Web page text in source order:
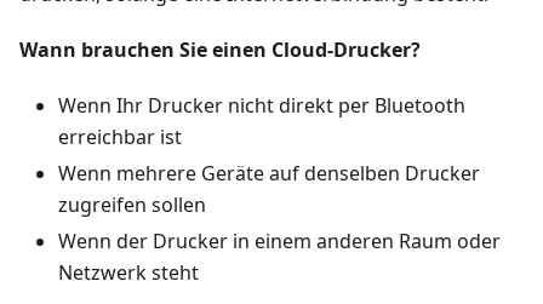
Wann brauchen Sie einen Cloud-Drucker?
Wenn Ihr Drucker nicht direkt per Bluetooth
erreichbar ist
Wenn mehrere Geräte auf denselben Drucker
zugreifen sollen
Wenn der Drucker in einem anderen Raum oder
Netzwerk steht